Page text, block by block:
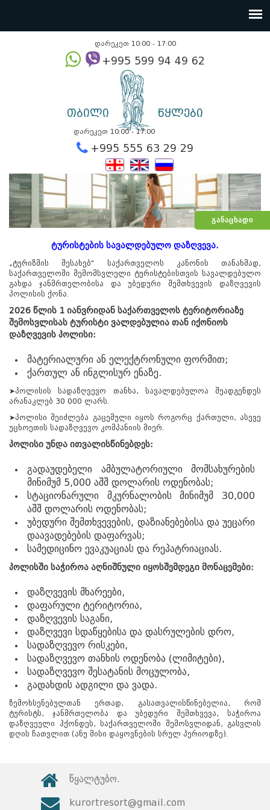
ᲒᲐᲜᲐᲪᲮᲐᲓᲘ
დარეკეთ 10:00 - 17:00
თბილი წყლები
დარეკეთ 10:00 - 17:00
+995 555 63 29
ტურისტების სავალდებულო დაზღვევა.
„ტურიზმის შესახებ“ საქართველოს კანონის თანახმად,
საქართველოში შემომსვლელი ტურისტებისთვის სავალდებულო
გახდა ჯანმრთელობისა და უბედური შემთხვევის დაზღვევის
პოლისის ქონა.
2026 წლის 1 იანვრიდან საქართველოს ტერიტორიაზე
შემოსვლისას ტურისტი ვალდებულია თან იქონიოს
დაზღვევის პოლისი:
მატერიალური ან ელექტრონული ფორმით;
ქართულ ან ინგლისურ ენაზე.
➤პოლისის სადაზღვევო თანხა, სავალდებულოა შეადგენდეს
არანაკლებ 30 000 ლარს.
➤პოლისი შეიძლება გაცემული იყოს როგორც ქართული, ასევე
უცხოეთის სადაზღვევო კომპანიის მიერ.
პოლისი უნდა ითვალისწინებდეს:
გადაუდებელი ამბულატორიული მომსახურების
მინიმუმ 5,000 აშშ დოლარის ოდენობას;
სტაციონარული მკურნალობის მინიმუმ 30,000
აშშ დოლარის ოდენობას;
უბედური შემთხვევების, დაზიანებებისა და უეცარი
დაავადებების დაფარვას;
სამედიცინო ევაკუაციას და რეპატრიაციას.
პოლისში საჭიროა აღნიშნული იყოსშემდეგი მონაცემები:
დაზღვევის მხარეები,
დაფარული ტერიტორია,
დაზღვევის საგანი,
დაზღვევი სდაწყებისა და დასრულების დრო,
სადაზღვევო რისკები,
სადაზღვევო თანხის ოდენობა (ლიმიტები),
სადაზღვევო შესატანის მოცულობა,
გადახდის ადგილი და ვადა.
ზემოხსენებულთან ერთად, გასათვალისწინებელია, რომ
ტურისტს, ჯანმრთელობა და უბედური შემთხვევა, საჭიროა
დაზღვეული ჰქონდეს, საქართველოში შემოსვლიდან, გასვლის
დღის ჩათვლით (ანუ მისი დაყოვნების სრულ პერიოდზე).
წყალტუბო.
kurortresort@gmail.com
+995 555 63 29 29; 10:00-დან
17:00 საათამდე
www.tskaltuboresort.ge
© 2010 - 2026 CTC - Caucasus Travel Centre LTD